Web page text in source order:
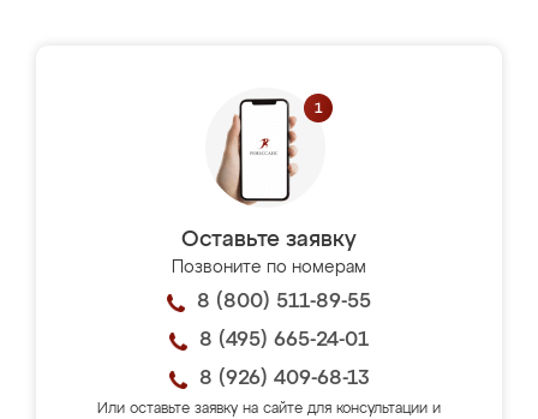
Оставьте заявку
Позвоните по номерам
8 (800) 511-89-55
8 (495) 665-24-01
8 (926) 409-68-13
Или оставьте заявку на сайте для консультации и